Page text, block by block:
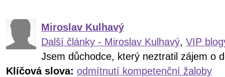
Miroslav Kulhavý
Další články - Miroslav Kulhavý, VIP
Jsem důchodce, který neztratil zájem o
Klíčová slova: odmítnutí kompetenční žaloby